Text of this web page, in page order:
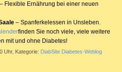
– Flexible Ernährung bei einer neuen
– Spanferkelessen in Unsleben.
finden Sie noch viele, viele weitere
mit und ohne Diabetes!
Uhr, Kategorie: DiabSite Diabetes-Weblog